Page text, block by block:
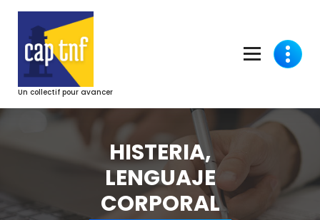
contenu
Un collectif pour avancer
HISTERIA,
LENGUAJE
CORPORAL